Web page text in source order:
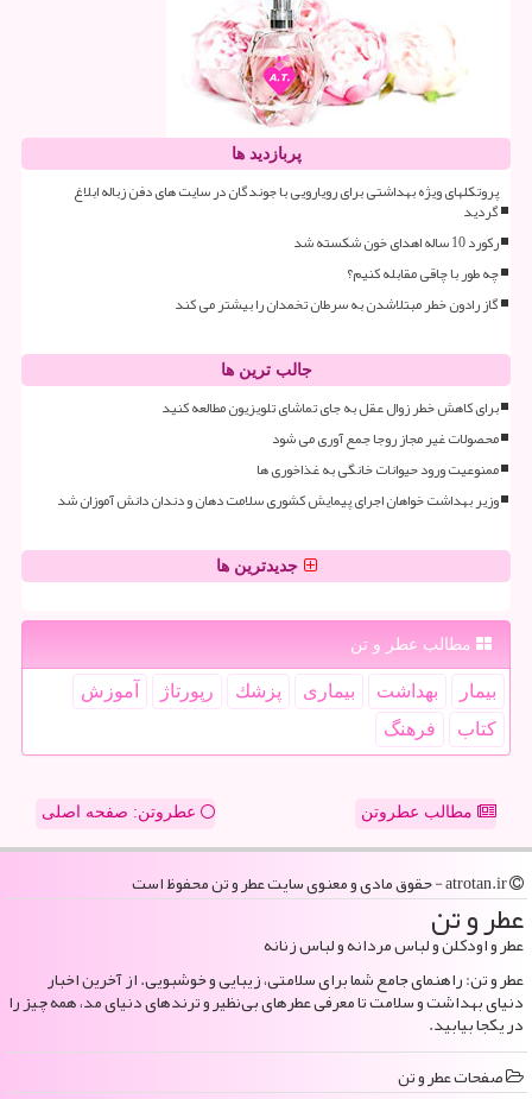
پربازدید ها
پروتکلهای ویژه بهداشتی برای رویارویی با جوندگان در سایت های دفن زباله ابلاغ
گردید
رکورد 10 ساله اهدای خون شکسته شد
چه طور با چاقی مقابله کنیم؟
گاز رادون خطر مبتلاشدن به سرطان تخمدان را بیشتر می کند
جالب ترین ها
برای کاهش خطر زوال عقل به جای تماشای تلویزیون مطالعه کنید
محصولات غیر مجاز روجا جمع آوری می شود
ممنوعیت ورود حیوانات خانگی به غذاخوری ها
وزیر بهداشت خواهان اجرای پیمایش کشوری سلامت دهان و دندان دانش آموزان شد
جدیدترین ها
مطالب عطر و تن
بیمار بهداشت بیماری پزشك رپورتاژ
آموزش
كتاب
فرهنگ
مطالب عطروتن عطروتن: صفحه اصلی
عطر و تن
عطر و اودکلن و لباس مردانه و لباس زنانه
عطر و تن: راهنمای جامع شما برای سلامتی، زیبایی و خوشبویی. از آخرین اخبار
دنیای بهداشت و سلامت تا معرفی عطرهای بی‌نظیر و ترندهای دنیای مد، همه چیز را
در یکجا بیابید.
صفحات عطر و تن